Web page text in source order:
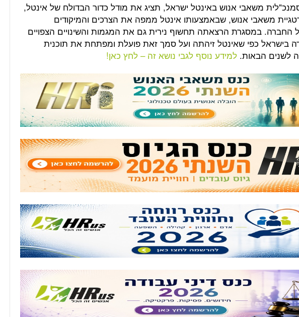
משאבי אנוש באינטל ישראל, תציג את מודל כדור הבדולח של אינטל,
משאבי אנוש, שבאמצעותו אינטל ממפה את הצרכים והמיקודים
החברה. במסגרת הרצאתה תחשוף נירית גם את המגמות והשינויים הצפויים
בישראל כפי שאינטל זיהתה ועל סמך זאת פועלת ומפתחת את תוכנית
לשנים הבאות.למידע נוסף לגבי נושא זה – לחץ כאן!